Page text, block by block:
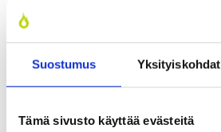
Suostumus Yksityiskohdat
Tämä sivusto käyttää evästeitä
Pos­ti­nu­me­ro
Säh­kö­pos­ti